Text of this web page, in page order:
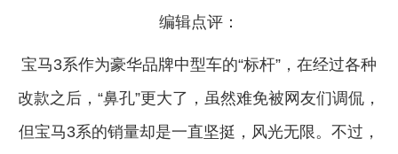
编辑点评：
宝马3系作为豪华品牌中型车的“标杆”，在经过各种
改款之后，“鼻孔”更大了，虽然难免被网友们调侃，
但宝马3系的销量却是一直坚挺， 风光无限 。不过，